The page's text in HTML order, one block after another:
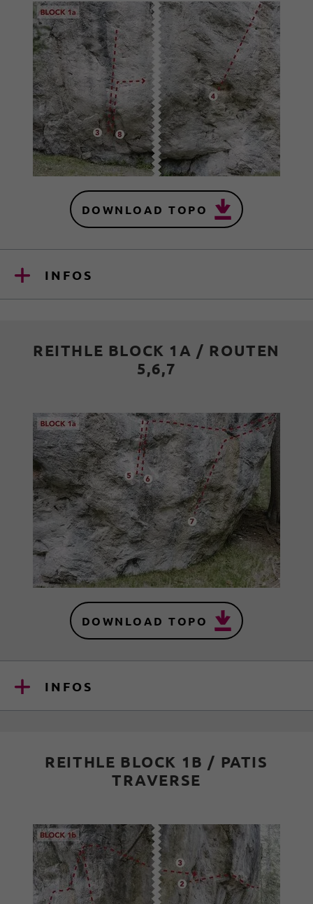
DOWNLOAD TOPO
INFOS
REITHLE BLOCK 1A / ROUTEN
5,6,7
DOWNLOAD TOPO
INFOS
REITHLE BLOCK 1B / PATIS
TRAVERSE